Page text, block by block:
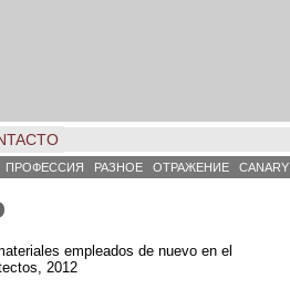
ПРОФЕССИЯ РАЗНОЕ ОТРАЖЕНИЕ CANARY
empleados de nuevo en el
, 2012